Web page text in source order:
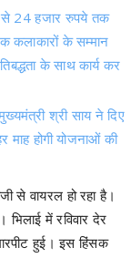
के साथ कार्य कर
श्री साय ने दिए
होगी योजनाओं की
से वायरल हो रहा है।
में रविवार देर
हुई। इस हिंसक
घटना के बाद पुलिस